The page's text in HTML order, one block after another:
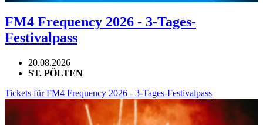
FM4 Frequency 2026 - 3-Tages-
Festivalpass
20.08.2026
ST. PÖLTEN
Tickets für FM4 Frequency 2026 - 3-Tages-Festivalpass